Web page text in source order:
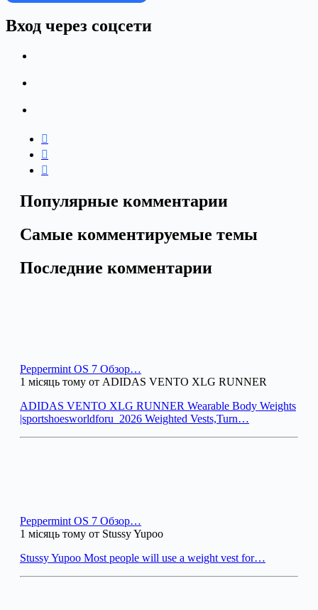
Вход через соцсети
Популярные комментарии
Самые комментируемые темы
Последние комментарии
Peppermint OS 7 Обзор…
1 місяць тому от ADIDAS VENTO XLG RUNNER
ADIDAS VENTO XLG RUNNER Wearable Body Weights
|sportshoesworldforu_2026 Weighted Vests,Turn…
Peppermint OS 7 Обзор…
1 місяць тому от Stussy Yupoo
Stussy Yupoo Most people will use a weight vest for…